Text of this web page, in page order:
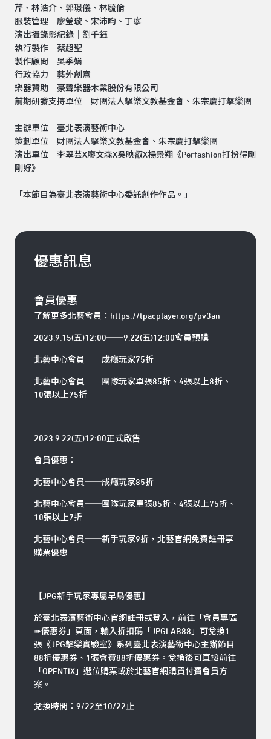
芹、林浩介、郭璟儀、林毓倫
服裝管理｜廖瑩璇、宋沛昀、丁寧
演出攝錄影紀錄｜劉千鈺
執行製作｜蔡超聖
製作顧問｜吳季娟
行政協力｜藝外創意
樂器贊助｜豪聲樂器木業股份有限公司
前期研發支持單位｜財團法人擊樂文教基金會、朱宗慶打擊樂團
主辦單位｜臺北表演藝術中心
策劃單位｜財團法人擊樂文教基金會、朱宗慶打擊樂團
演出單位｜李翠芸X廖文森X吳映叡X楊景翔《Perfashion打扮得剛
剛好》
「本節目為臺北表演藝術中心委託創作作品。」
優惠訊息
會員優惠
了解更多北藝會員： https://tpacplayer.org/pv3an
2023.9.15(五)12:00──9.22(五)12:00會員預購
北藝中心會員──成癮玩家75折
北藝中心會員──團隊玩家單張85折、4張以上8折、
10張以上75折
2023.9.22(五)12:00正式啟售
會員優惠：
北藝中心會員──成癮玩家85折
北藝中心會員──團隊玩家單張85折、4張以上75折、
10張以上7折
北藝中心會員──新手玩家9折，北藝官網免費註冊享
購票優惠
【JPG新手玩家專屬早鳥優惠】
於臺北表演藝術中心官網 註冊或登入 ，前往「會員專區
➠優惠券」頁面，輸入折扣碼「JPGLAB88」可兌換1
張《JPG擊樂實驗室》系列臺北表演藝術中心主辦節目
88折優惠券、1張會費88折優惠券。兌換後可直接前往
「OPENTIX」選位購票或於北藝官網購買付費會員方
案。
兌換時間：9/22至10/22止